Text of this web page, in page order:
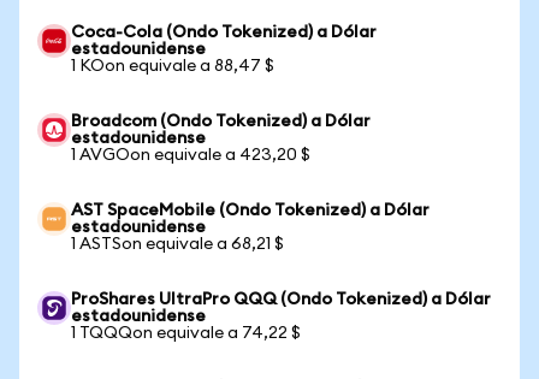
Coca-Cola (Ondo Tokenized) a Dólar
estadounidense
1 KOon equivale a 88,47 $
Broadcom (Ondo Tokenized) a Dólar
estadounidense
1 AVGOon equivale a 423,20 $
AST SpaceMobile (Ondo Tokenized) a Dólar
estadounidense
1 ASTSon equivale a 68,21 $
ProShares UltraPro QQQ (Ondo Tokenized) a Dólar
estadounidense
1 TQQQon equivale a 74,22 $